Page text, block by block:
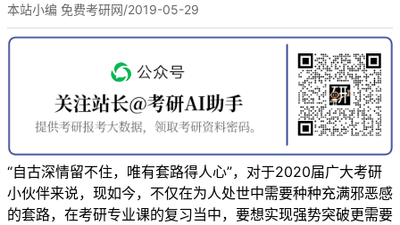
本站小编 免费考研网/2019-05-29
“自古深情留不住，唯有套路得人心”，对于2020届广大考研
小伙伴来说，现如今，不仅在为人处世中需要种种充满邪恶感
的套路，在考研专业课的复习当中，要想实现强势突破更需要